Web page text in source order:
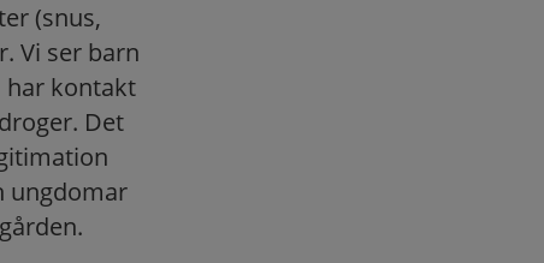
(snus,
Vi ser barn
har kontakt
Det
ungdomar